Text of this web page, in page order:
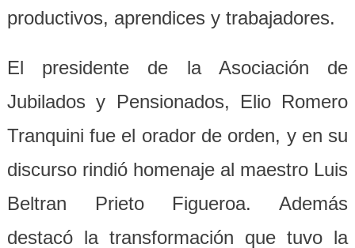
productivos, aprendices y trabajadores.
El presidente de la Asociación de
Jubilados y Pensionados, Elio Romero
Tranquini fue el orador de orden, y en su
discurso rindió homenaje al maestro Luis
Beltran Prieto Figueroa. Además
destacó la transformación que tuvo la